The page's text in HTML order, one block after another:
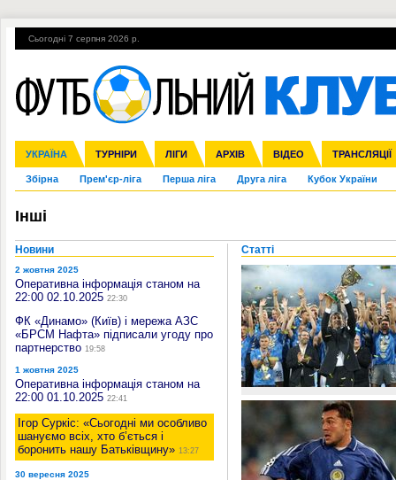
Сьогодні 7 серпня 2026 р.
УКРАЇНА ТУРНІРИ ЛІГИ АРХІВ ВІДЕО ТРАНСЛЯЦІЇ
Збірна Прем'єр-ліга Перша ліга Друга ліга Кубок України
Ліга чемпіонів Ліга Європи Міжнародні Ліга націй Ліга
Англія Іспанія Італія Німеччина Франція Інші
ЧС-2014 ЄВРО-2016 Росія Кубок конфедерацій ЧЄ-2015 (U-
Гарячі теми УПЛ, 1-й тур ВІЙНА УПЛ-ПЕРЕХОДИ
Інші
Новини
2 жовтня 2025
Оперативна інформація станом на
22:00 02.10.2025 22:30
ФК «Динамо» (Київ) і мережа АЗС
«БРСМ Нафта» підписали угоду про
партнерство 19:58
1 жовтня 2025
Оперативна інформація станом на
22:00 01.10.2025 22:41
Ігор Суркіс: «Сьогодні ми особливо
шануємо всіх, хто б’ється і
боронить нашу Батьківщину» 13:27
30 вересня 2025
Статті